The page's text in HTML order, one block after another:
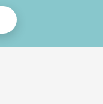
楽しめるのも大きな魅力。
違い。